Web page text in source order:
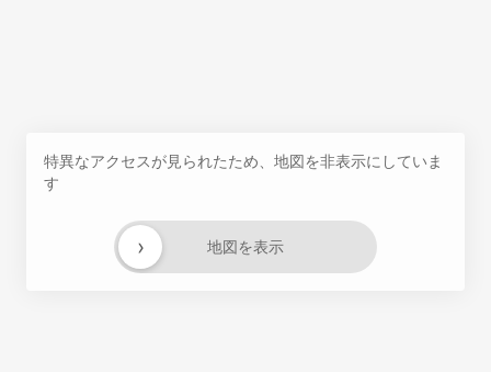
特異なアクセスが見られたため、地図を非表示にしていま
す
地図を表示
›